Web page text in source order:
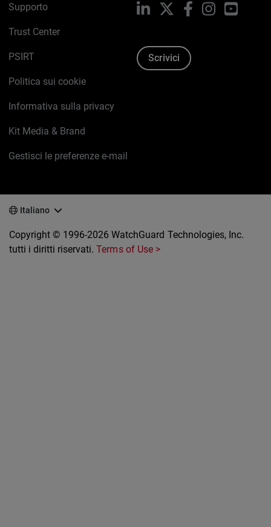
Supporto
Trust Center
PSIRT
Politica sui cookie
Informativa sulla privacy
Kit Media & Brand
Gestisci le preferenze e-mail
LinkedIn FacebookInstagram
Scrivici
Italiano
Copyright © 1996-2026 WatchGuard Technologies, Inc.
tutti i diritti riservati.Terms of Use >